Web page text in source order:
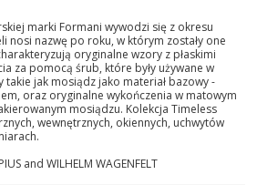
marki Formani wywodzi się z okresu
nosi nazwę po roku, w którym zostały one
oryginalne wzory z płaskimi
za pomocą śrub, które były używane w
takie jak mosiądz jako materiał bazowy -
oraz oryginalne wykończenia w matowym
mosiądzu. Kolekcja Timeless
wewnętrznych, okiennych, uchwytów
and WILHELM WAGENFELT